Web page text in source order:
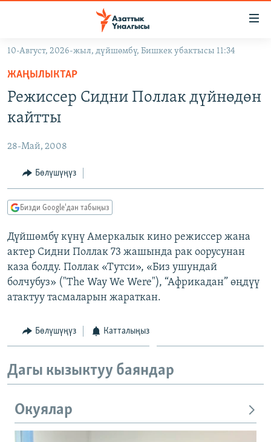
Навигацияга
өтүңүз
Издөөгө
салыңызКЫРГЫЗСТАН
ЭКОНОМИКА
МАДАНИЯТ
БОРБОР АЗИЯ
АТАЙЫН ИЛИКТӨӨ
ТВ ПРОГРАММАЛАР
ЭКСПЕРТТЕР ТАЛДАЙТ
БИЗ ЖАНА ДҮЙНӨ
ДАНИСТЕ
ЭЖЕ-СИҢДИЛЕР
АЗАТТЫК+
ЫҢГАЙСЫЗ СУРООЛОР
ӨЗГӨЧӨ ПИКИР
Русский
ОНЛАЙН ШЕРИНЕ
ЭЕ/АРнун бардык сайттары
10-Август, 2026-жыл, дүйшөмбү, Бишкек убактысы 11:34
ЖАҢЫЛЫКТАР
Режиссер Сидни Поллак дүйнөдөн
кайтты
28-Май, 2008
Бөлүшүңүз
Бизди Google'дан табыңыз
Дүйшөмбү күнү Амеркалык кино режиссер жана
актер Сидни Поллак 73 жашында рак оорусунан
каза болду. Поллак «Тутси», «Биз ушундай
болчубуз» ("The Way We Were"), “Африкадан” өңдүү
атактуу тасмаларын жараткан.
Бөлүшүңүз Катталыңыз
Дагы кызыктуу баяндар
Окуялар